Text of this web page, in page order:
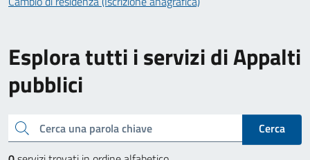
Esplora tutti i servizi di Appalti
pubblici
Cerca una parola chiave
Cerca